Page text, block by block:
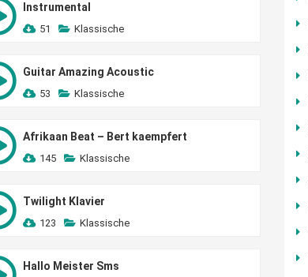
Instrumental
51 Klassische
Guitar Amazing Acoustic
53 Klassische
Afrikaan Beat – Bert kaempfert
145 Klassische
Twilight Klavier
123 Klassische
Hallo Meister Sms